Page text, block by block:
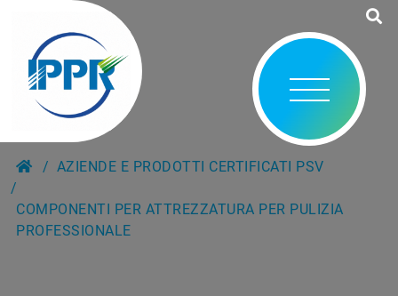
AZIENDE E PRODOTTI CERTIFICATI PSV
COMPONENTI PER ATTREZZATURA PER PULIZIA
PROFESSIONALE